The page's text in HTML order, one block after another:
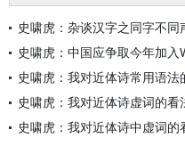
史啸虎：杂谈汉字之同字不同
史啸虎：中国应争取今年加入
史啸虎：我对近体诗常用语法
史啸虎：我对近体诗虚词的看
史啸虎：我对近体诗中虚词的